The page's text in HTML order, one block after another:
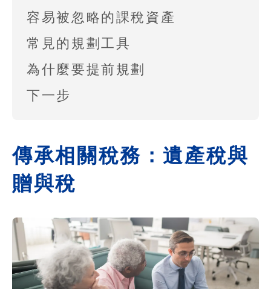
容易被忽略的課稅資產
常見的規劃工具
為什麼要提前規劃
下一步
傳承相關稅務：遺產稅與
贈與稅